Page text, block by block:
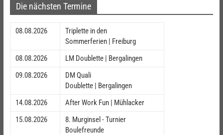
Die nächsten Termine
08.08.2026
Triplette in den
Sommerferien | Freiburg
08.08.2026
LM Doublette | Bergalingen
09.08.2026
DM Quali
Doublette | Bergalingen
14.08.2026
After Work Fun | Mühlacker
15.08.2026
8. Murginsel - Turnier
Boulefreunde